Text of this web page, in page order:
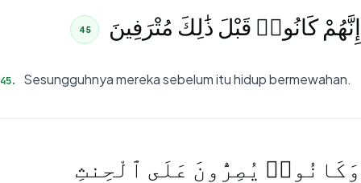
إِنَّهُمْ كَانُوا۟ قَبْلَ ذَٰلِكَ مُتْرَفِينَ 45
45. Sesungguhnya mereka sebelum itu hidup bermewahan.
وَكَانُوا۟ يُصِرُّونَ عَلَى ٱلْحِنثِ